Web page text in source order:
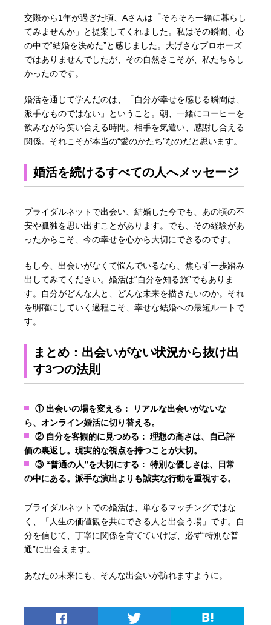
交際から1年が過ぎた頃、Aさんは「そろそろ一緒に暮らし
てみませんか」と提案してくれました。私はその瞬間、心
の中で“結婚を決めた”と感じました。大げさなプロポーズ
ではありませんでしたが、その自然さこそが、私たちらし
かったのです。
婚活を通じて学んだのは、「自分が幸せを感じる瞬間は、
派手なものではない」ということ。朝、一緒にコーヒーを
飲みながら笑い合える時間。相手を気遣い、感謝し合える
関係。それこそが本当の“愛のかたち”なのだと思います。
婚活を続けるすべての人へメッセージ
ブライダルネットで出会い、結婚した今でも、あの頃の不
安や孤独を思い出すことがあります。でも、その経験があ
ったからこそ、今の幸せを心から大切にできるのです。
もし今、出会いがなくて悩んでいるなら、焦らず一歩踏み
出してみてください。婚活は“自分を知る旅”でもありま
す。自分がどんな人と、どんな未来を描きたいのか。それ
を明確にしていく過程こそ、幸せな結婚への最短ルートで
す。
まとめ：出会いがない状況から抜け出
す3つの法則
① 出会いの場を変える：
リアルな出会いがないな
ら、オンライン婚活に切り替える。
② 自分を客観的に見つめる： 理想の高さは、自己評
価の裏返し。現実的な視点を持つことが大切。
③ “普通の人”を大切にする： 特別な優しさは、日常
の中にある。派手な演出よりも誠実な行動を重視する。
ブライダルネットでの婚活は、単なるマッチングではな
く、「人生の価値観を共にできる人と出会う場」です。自
分を信じて、丁寧に関係を育てていけば、必ず“特別な普
通”に出会えます。
あなたの未来にも、そんな出会いが訪れますように。